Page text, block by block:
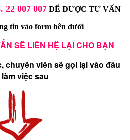
22 007 007ĐỂ ĐƯỢC TƯ VẤN
tin vào form bên dưới
SẼ LIÊN HỆ LẠI CHO BẠN
chuyên viên sẽ gọi lại vào đầu
việc sau